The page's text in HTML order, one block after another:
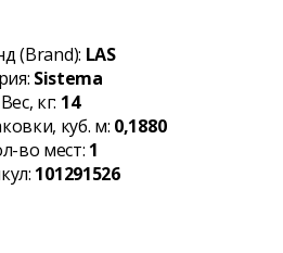
(Brand): LAS
Sistema
Вес, кг: 14
куб. м: 0,1880
во мест: 1
101291526